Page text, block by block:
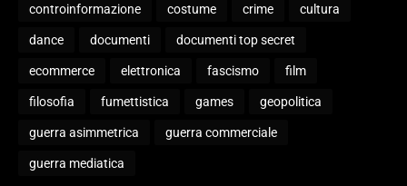
controinformazione costume crime cultura
dance documenti documenti top secret
ecommerce elettronica fascismo film
filosofia fumettistica games geopolitica
guerra asimmetrica guerra commerciale
guerra mediatica